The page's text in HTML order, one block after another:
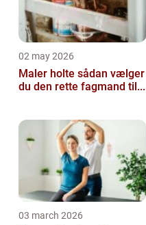
02 may 2026
Maler holte sådan vælger
du den rette fagmand til...
03 march 2026